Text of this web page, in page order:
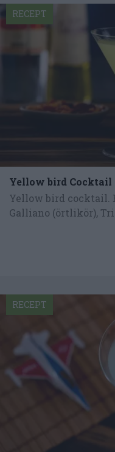
Yellow bird Cocktail
Yellow bird cocktail.
Galliano (örtlikör),
RECEPT
RECEPT